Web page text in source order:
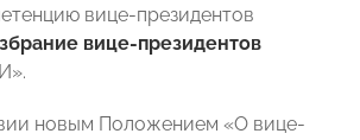
вице-президентов
вице-президентов
новым Положением «О вице-